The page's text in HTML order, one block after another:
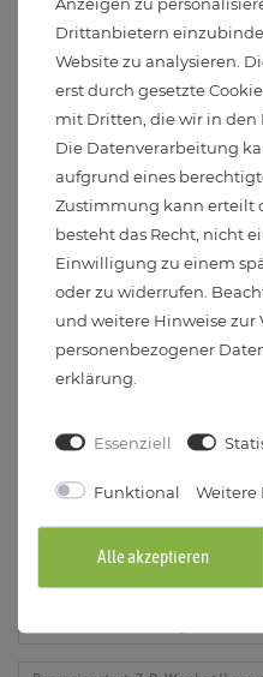
Am Krozinger Weg 4,
Kontakt: service@ssc-
Kundenrezensionen
Anzeigen zu
Drittanbietern
Website zu analysieren.
erst durch gesetzte
mit Dritten, die wir in
Die Datenverarbeitung
aufgrund eines
Zustimmung kann erteilt
besteht das Recht, nicht
Einwilligung zu einem
oder zu widerrufen.
und weitere Hinweise zur
personenbezogener
erklärung.
Essenziell
Funktional Weitere
Alle akzeptieren